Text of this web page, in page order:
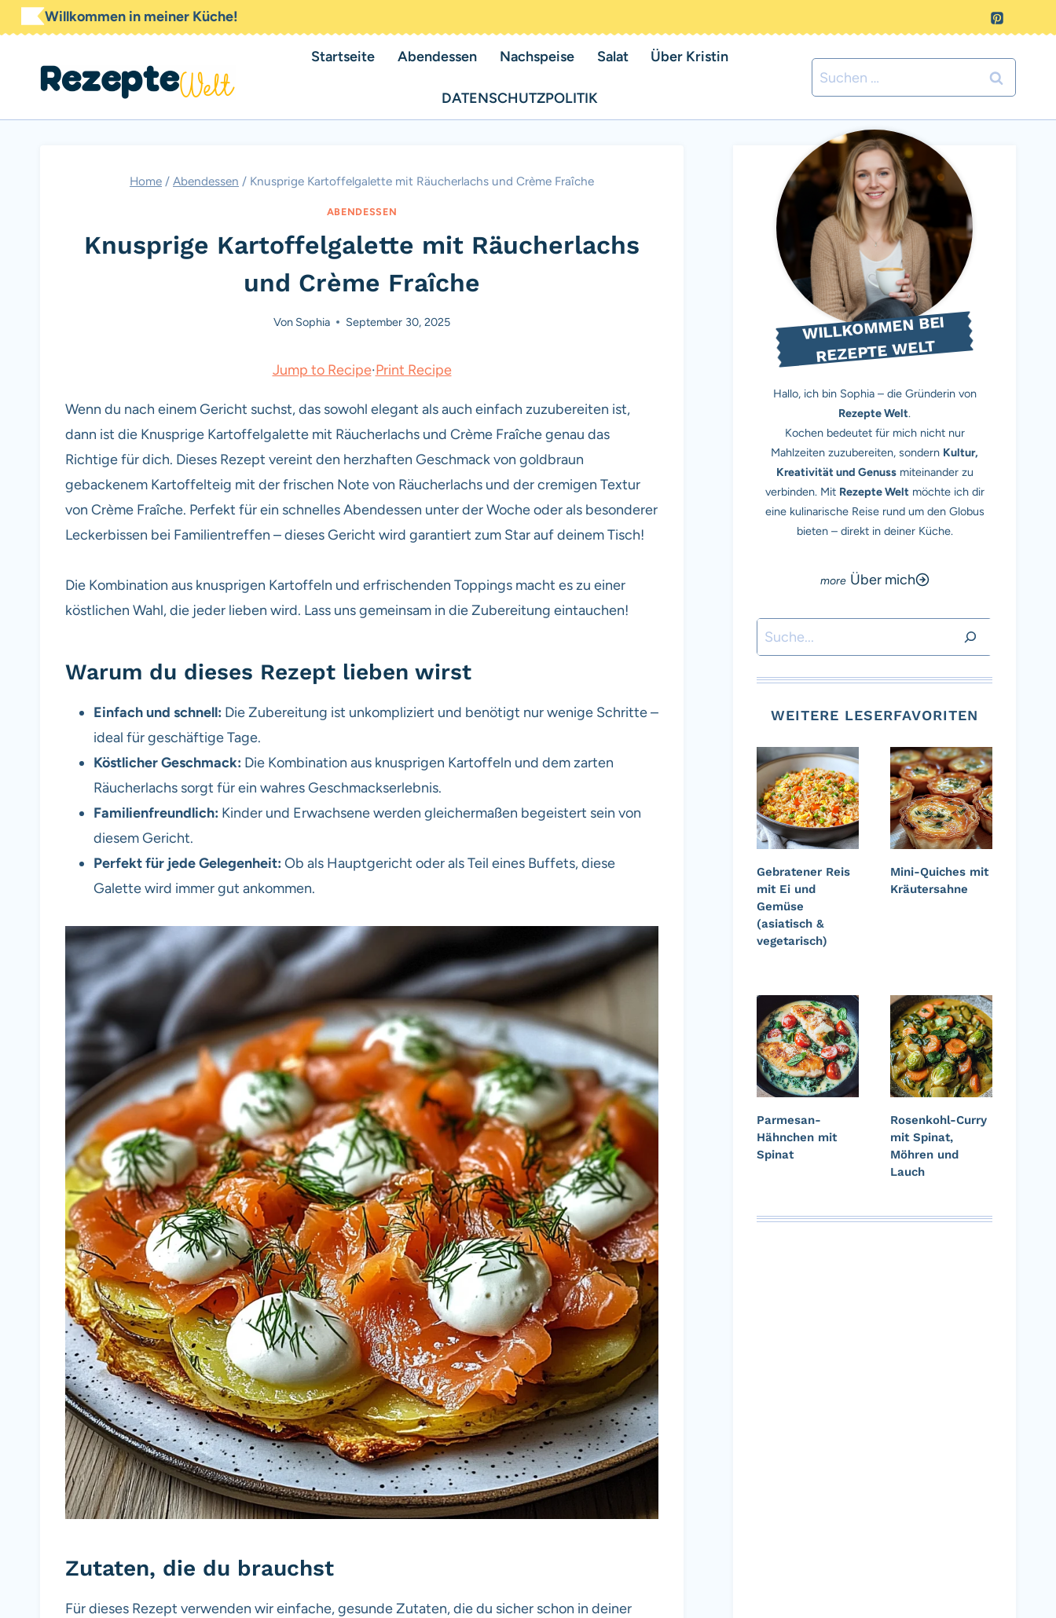
Zum
Inhalt
springen
Willkommen in meiner Küche!
Startseite Abendessen Nachspeise Salat Über Kristin
DATENSCHUTZPOLITIK
Suchen
nach:
Home / Abendessen / Knusprige Kartoffelgalette mit Räucherlachs und Crème Fraîche
ABENDESSEN
Knusprige Kartoffelgalette mit Räucherlachs
und Crème Fraîche
Von Sophia September 30, 2025
Jump to Recipe·Print Recipe
Wenn du nach einem Gericht suchst, das sowohl elegant als auch einfach zuzubereiten ist,
dann ist die Knusprige Kartoffelgalette mit Räucherlachs und Crème Fraîche genau das
Richtige für dich. Dieses Rezept vereint den herzhaften Geschmack von goldbraun
gebackenem Kartoffelteig mit der frischen Note von Räucherlachs und der cremigen Textur
von Crème Fraîche. Perfekt für ein schnelles Abendessen unter der Woche oder als besonderer
Leckerbissen bei Familientreffen – dieses Gericht wird garantiert zum Star auf deinem Tisch!
Die Kombination aus knusprigen Kartoffeln und erfrischenden Toppings macht es zu einer
köstlichen Wahl, die jeder lieben wird. Lass uns gemeinsam in die Zubereitung eintauchen!
Warum du dieses Rezept lieben wirst
Einfach und schnell: Die Zubereitung ist unkompliziert und benötigt nur wenige Schritte –
ideal für geschäftige Tage.
Köstlicher Geschmack: Die Kombination aus knusprigen Kartoffeln und dem zarten
Räucherlachs sorgt für ein wahres Geschmackserlebnis.
Familienfreundlich: Kinder und Erwachsene werden gleichermaßen begeistert sein von
diesem Gericht.
Perfekt für jede Gelegenheit: Ob als Hauptgericht oder als Teil eines Buffets, diese
Galette wird immer gut ankommen.
Zutaten, die du brauchst
Für dieses Rezept verwenden wir einfache, gesunde Zutaten, die du sicher schon in deiner
WILLKOMMEN BEI
REZEPTE WELT
Hallo, ich bin Sophia – die Gründerin von
Rezepte Welt.
Kochen bedeutet für mich nicht nur
Mahlzeiten zuzubereiten, sondern Kultur,
Kreativität und Genussmiteinander zu
verbinden. Mit Rezepte Weltmöchte ich dir
eine kulinarische Reise rund um den Globus
bieten – direkt in deiner Küche.
Über mich
Suchen
WEITERE LESERFAVORITEN
Gebratener Reis
mit Ei und
Gemüse
(asiatisch &
vegetarisch)
Mini-Quiches mit
Kräutersahne
Parmesan-
Hähnchen mit
Spinat
Rosenkohl-Curry
mit Spinat,
Möhren und
Lauch